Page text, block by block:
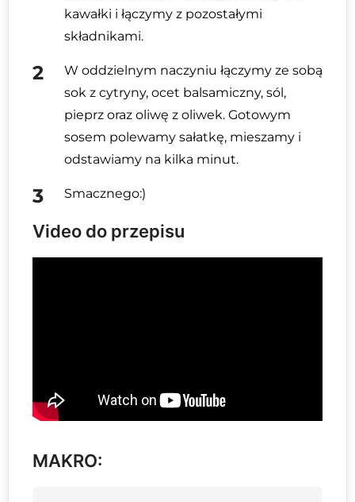
kawałki i łączymy z pozostałymi
składnikami.
W oddzielnym naczyniu łączymy ze sobą
sok z cytryny, ocet balsamiczny, sól,
pieprz oraz oliwę z oliwek. Gotowym
sosem polewamy sałatkę, mieszamy i
odstawiamy na kilka minut.
Smacznego:)
Video do przepisu
MAKRO: